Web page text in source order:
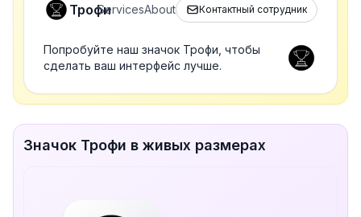
ТрофиServicesAbout Контактный сотрудник
Попробуйте наш значок Трофи, чтобы
сделать ваш интерфейс лучше.
Значок Трофи в живых размерах